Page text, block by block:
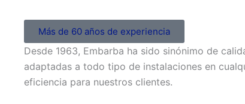
Más de 60 años de experiencia
Desde 1963, Embarba ha sido sinónimo de
adaptadas a todo tipo de instalaciones en
eficiencia para nuestros clientes.